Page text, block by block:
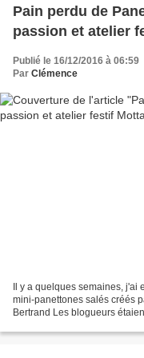
Pain perdu de
passion et
Publié le 16/12/2016 à 06:59
Par Clémence
Il y a quelques semaines,
mini-panettones salés créés
Bertrand Les blogueurs